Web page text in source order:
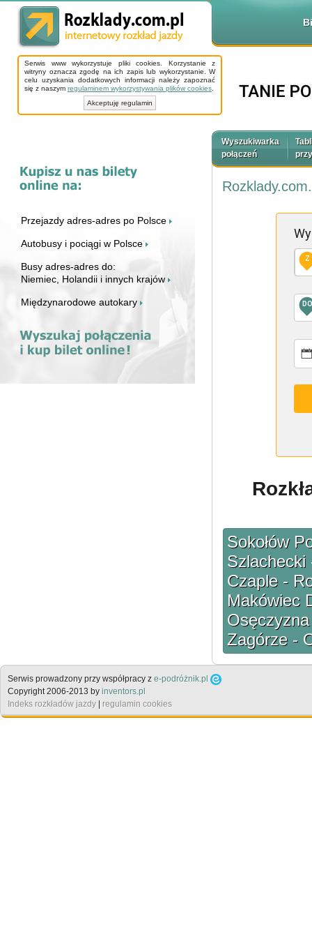
Serwis www wykorzystuje pliki cookies. Korzystanie z
witryny oznacza zgodę na ich zapis lub wykorzystanie. W
celu uzyskania dodatkowych informacji należy zapoznać
się z naszym regulaminem wykorzystywania plików cookies
Akceptuję regulamin
Przejazdy adres-adres po Polsce
Autobusy i pociągi w Polsce
Busy adres-adres do:
Niemiec, Holandii i innych krajów
Międzynarodowe autokary
Wyszukiwarka
połączeń
Z
DO
Sokołów
Szlachecki
Czaple -
Makówiec
Zagórze -
Serwis prowadzony przy współpracy z e-podróżnik.pl
Copyright 2006-2013 by inventors.pl
Indeks rozkładów jazdy | regulamin cookies